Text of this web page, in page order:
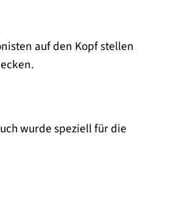
auf den Kopf stellen
wurde speziell für die